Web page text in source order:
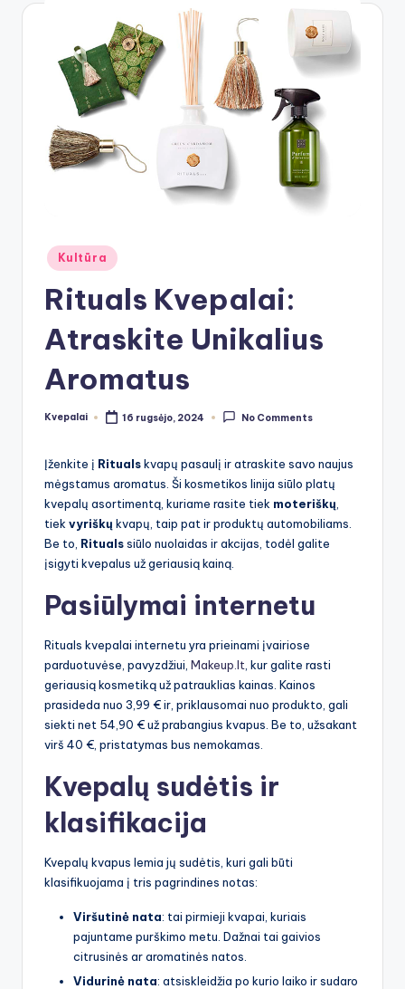
Posted
in
Kultūra
Rituals Kvepalai:
Atraskite Unikalius
Aromatus
Posted
Kvepalai 16 rugsėjo, 2024 No Comments
Įženkite į Ritualskvapų pasaulį ir atraskite savo naujus
mėgstamus aromatus. Ši kosmetikos linija siūlo platų
kvepalų asortimentą, kuriame rasite tiek moteriškų
tiek vyriškų kvapų, taip pat ir produktų automobiliams.
Be to, Ritualssiūlo nuolaidas ir akcijas, todėl galite
įsigyti kvepalus už geriausią kainą.
Pasiūlymai internetu
Rituals kvepalai internetu yra prieinami įvairiose
parduotuvėse, pavyzdžiui, Makeup.lt , kur galite rasti
geriausią kosmetiką už patrauklias kainas. Kainos
prasideda nuo 3,99 € ir, priklausomai nuo produkto, gali
siekti net 54,90 € už prabangius kvapus. Be to, užsakant
virš 40 €, pristatymas bus nemokamas.
Kvepalų sudėtis ir
klasifikacija
Kvepalų kvapus lemia jų sudėtis, kuri gali būti
klasifikuojama į tris pagrindines notas:
Viršutinė nata: tai pirmieji kvapai, kuriais
pajuntame purškimo metu. Dažnai tai gaivios
citrusinės ar aromatinės natos.
Vidurinė nata: atsiskleidžia po kurio laiko ir sudaro